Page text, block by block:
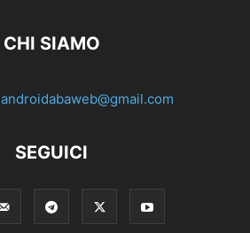
CHI SIAMO
androidabaweb@gmail.com
SEGUICI